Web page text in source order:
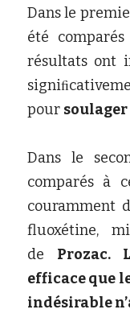
Dans le
été
résultats ont
pour
Dans le
comparés à
couramment
fluoxétine,
de
Prozac.
efficace que
indésirable